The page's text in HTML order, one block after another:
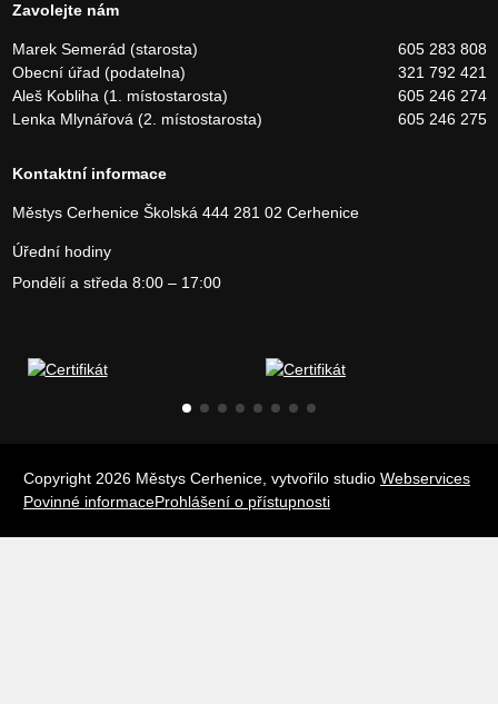
Zavolejte nám
Marek Semerád (starosta)
605 283 808
Obecní úřad (podatelna)
321 792 421
Aleš Kobliha (1. místostarosta)
605 246 274
Lenka Mlynářová (2. místostarosta)
605 246 275
Kontaktní informace
Městys CerheniceŠkolská 444281 02 Cerhenice
Úřední hodiny
Pondělí a středa 8:00 – 17:00
Copyright 2026 Městys Cerhenice, vytvořilo studio Webservices
Povinné informaceProhlášení o přístupnosti